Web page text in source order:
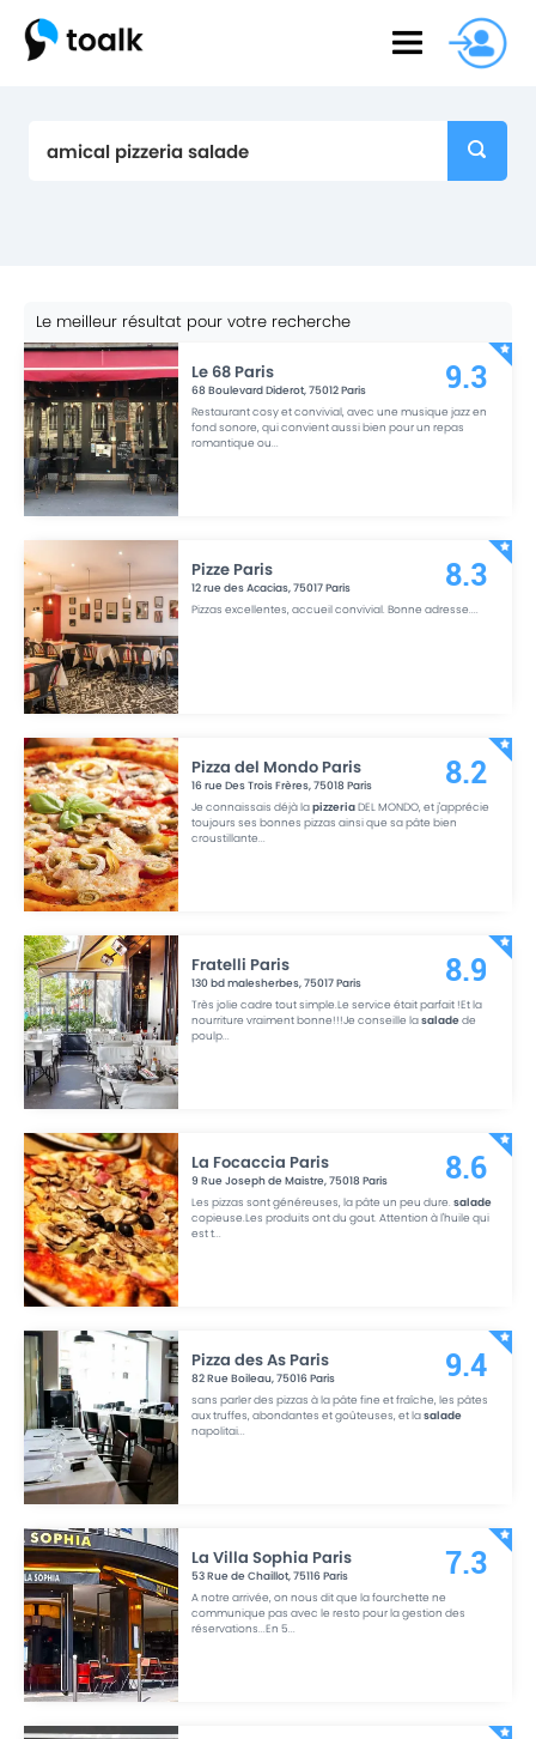
Le meilleur résultat pour votre recherche
Le 68 Paris
68 Boulevard Diderot,75012Paris
Restaurant cosy et convivial, avec une musique jazz en
fond sonore, qui convient aussi bien pour un repas
romantique ou...
9.3
Pizze Paris
12 rue des Acacias,75017Paris
Pizzas excellentes, accueil convivial. Bonne adresse....
8.3
Pizza del Mondo Paris
16 rue Des Trois Frères,75018 Paris
Je connaissais déjà lapizzeriaDEL MONDO, et j'apprécie
toujours ses bonnes pizzas ainsi que sa pâte bien
croustillante...
8.2
Fratelli Paris
130 bd malesherbes,75017Paris
Très jolie cadre tout simple.Le service était parfait !Et la
nourriture vraiment bonne!!!Je conseille lasaladede
poulp...
8.9
La Focaccia Paris
9 Rue Joseph de Maistre,75018 Paris
Les pizzas sont généreuses, la pâte un peu dure.salade
copieuse.Les produits ont du gout. Attention à l'huile qui
est t...
8.6
Pizza des As Paris
82 Rue Boileau,75016Paris
sans parler des pizzas à la pâte fine et fraîche, les pâtes
aux truffes, abondantes et goûteuses, et lasalade
napolitai...
9.4
La Villa Sophia Paris
53 Rue de Chaillot,75116Paris
A notre arrivée, on nous dit que la fourchette ne
communique pas avec le resto pour la gestion des
réservations...En 5...
7.3